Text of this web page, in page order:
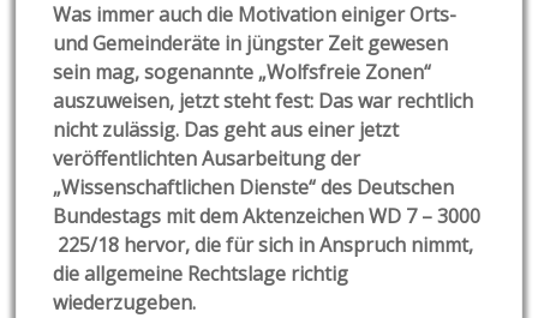
Was immer auch die Motivation einiger Orts-
und Gemeinderäte in jüngster Zeit gewesen
sein mag, sogenannte „Wolfsfreie Zonen“
auszuweisen, jetzt steht fest: Das war rechtlich
nicht zulässig. Das geht aus einer jetzt
veröffentlichten Ausarbeitung der
„Wissenschaftlichen Dienste“ des Deutschen
Bundestags mit dem Aktenzeichen WD 7 – 3000
225/18 hervor, die für sich in Anspruch nimmt,
die allgemeine Rechtslage richtig
wiederzugeben.